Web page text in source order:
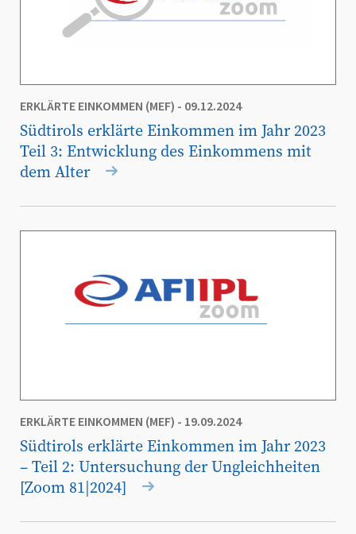
ERKLÄRTE EINKOMMEN (MEF) - 09.12.2024
Südtirols erklärte Einkommen im Jahr 2023
Teil 3: Entwicklung des Einkommens mit
dem Alter
ERKLÄRTE EINKOMMEN (MEF) - 19.09.2024
Südtirols erklärte Einkommen im Jahr 2023
– Teil 2: Untersuchung der Ungleichheiten
[Zoom 81|2024]